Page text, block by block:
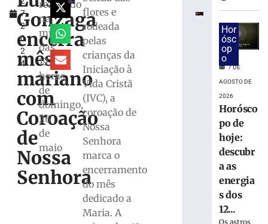
7,
2
0
2
4
Gonzaga
encerra
mês
mariano
com
Coroação
de
Nossa
Senhora
realizado
na
missa
das
19
horas
de
domingo,
26
de
maio
flores e
rodeada
pelas
crianças da
Iniciação à
Vida Cristã
(IVC), a
coroação de
Nossa
Senhora
marca o
encerramento
do mês
dedicado a
Maria. A
construir
barragem
Botuverá
152,8
milhões
Hor
ósc
op
o
7 DE
AGOSTO DE
2026
Horósco
po de
hoje:
descubr
a as
energia
s dos
12...
Os astros